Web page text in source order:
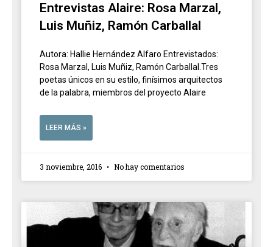
Entrevistas Alaire: Rosa Marzal,
Luis Muñiz, Ramón Carballal
Autora: Hallie Hernández Alfaro Entrevistados:
Rosa Marzal, Luis Muñiz, Ramón Carballal.Tres
poetas únicos en su estilo, finísimos arquitectos
de la palabra, miembros del proyecto Alaire
LEER MÁS »
3 noviembre, 2016 No hay comentarios